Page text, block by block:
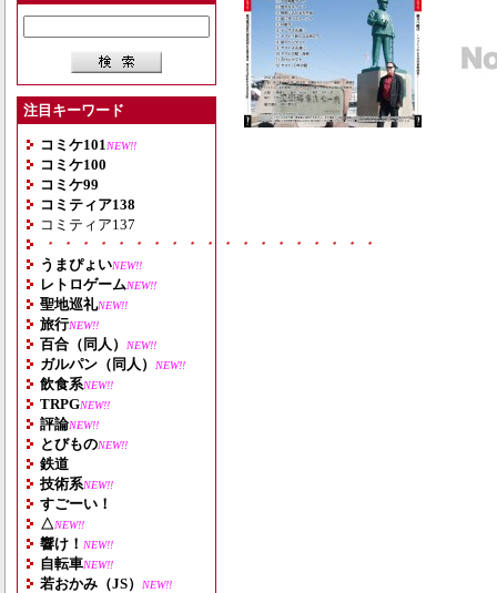
注目キーワード
コミケ101 NEW!!
コミケ100
コミケ99
コミティア138
コミティア137
・・・・・・・・・・・・・・・・・・・
うまぴょいNEW!!
レトロゲームNEW!!
聖地巡礼NEW!!
旅行NEW!!
百合（同人） NEW!!
ガルパン（同人） NEW!!
飲食系NEW!!
TRPGNEW!!
評論NEW!!
とびものNEW!!
鉄道
技術系NEW!!
すごーい！
△NEW!!
響け！ NEW!!
自転車NEW!!
若おかみ（JS） NEW!!